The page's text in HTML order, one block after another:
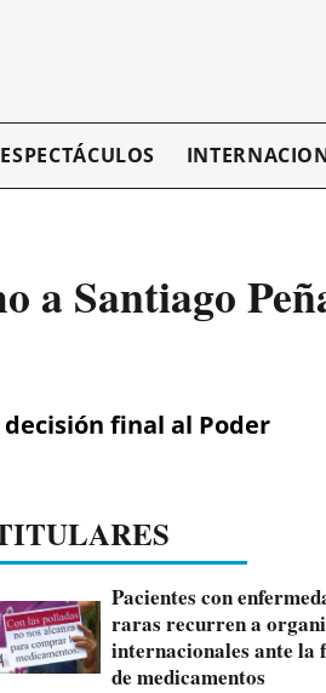
ESPECTÁCULOS
a Santiago
final al Poder
Pacientes con
raras recurren a
internacionales ante la
de medicamentos